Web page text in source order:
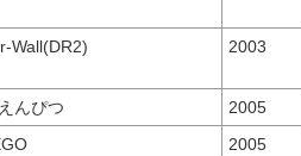
Wall(DR2) 2003
んぴつ 2005
2005